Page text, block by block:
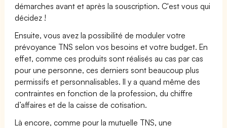
démarches avant et après la souscription. C'est vous qui
décidez !
Ensuite, vous avez la possibilité de moduler votre
prévoyance TNS selon vos besoins et votre budget. En
effet, comme ces produits sont réalisés au cas par cas
pour une personne, ces derniers sont beaucoup plus
permissifs et personnalisables. Il y a quand même des
contraintes en fonction de la profession, du chiffre
d’affaires et de la caisse de cotisation.
Là encore, comme pour la mutuelle TNS, une